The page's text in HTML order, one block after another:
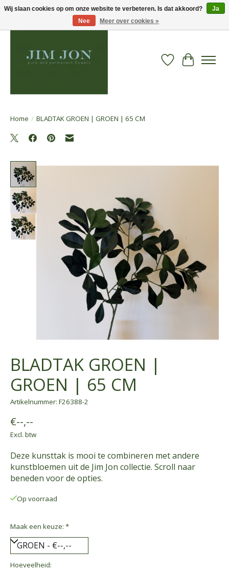
Verlanglijst
Home / BLADTAK GROEN | GROEN | 65 CM
Product image slideshow Items
BLADTAK GROEN |
GROEN | 65 CM
Artikelnummer: F26388-2
€--,--
Excl. btw
Deze kunsttak is mooi te combineren met andere
kunstbloemen uit de Jim Jon collectie. Scroll naar
beneden voor de opties.
Op voorraad
Maak een keuze: *
Hoeveelheid:
Wij slaan cookies op om onze website te verbeteren. Is dat akkoord?
Ja
Nee
Meer over cookies »